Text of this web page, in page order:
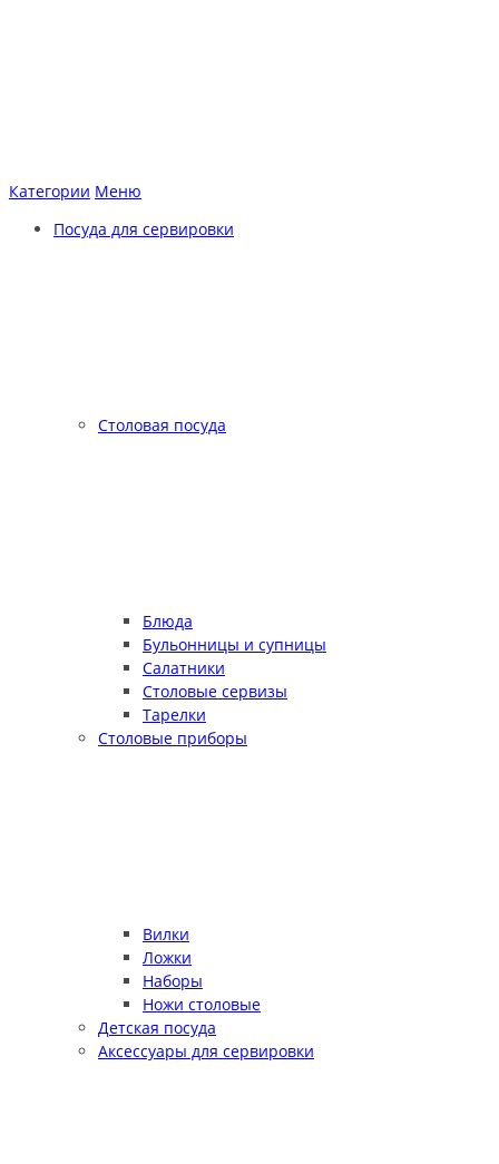
Категории Меню
Посуда для сервировки
Столовая посуда
Блюда
Бульонницы и супницы
Салатники
Столовые сервизы
Тарелки
Столовые приборы
Вилки
Ложки
Наборы
Ножи столовые
Детская посуда
Аксессуары для сервировки